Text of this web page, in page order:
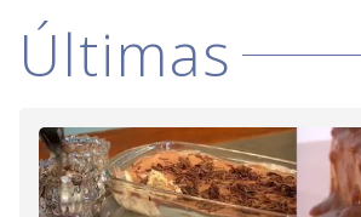
Últimas